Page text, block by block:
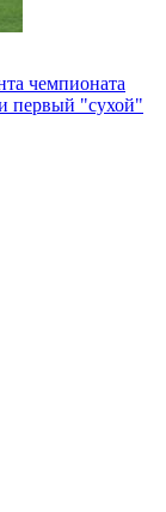
чемпионата
первый "сухой"